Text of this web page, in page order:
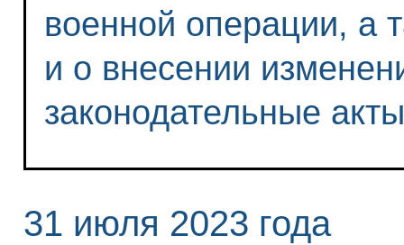
военной операции, а
и о внесении
законодательные
31 июля 2023 года